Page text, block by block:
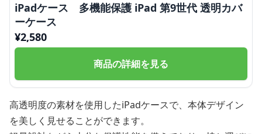
iPadケース 多機能保護 iPad 第9世代 透明カバ
ーケース
¥2,580
商品の詳細を見る
高透明度の素材を使用したiPadケースで、本体デザイン
を美しく見せることができます。